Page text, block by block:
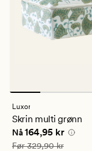
Luxor
Skrin multi grønn
Nåværende pris
Nå164,95 kr
Vanlig pris 329,90 kr
Før329,90 kr